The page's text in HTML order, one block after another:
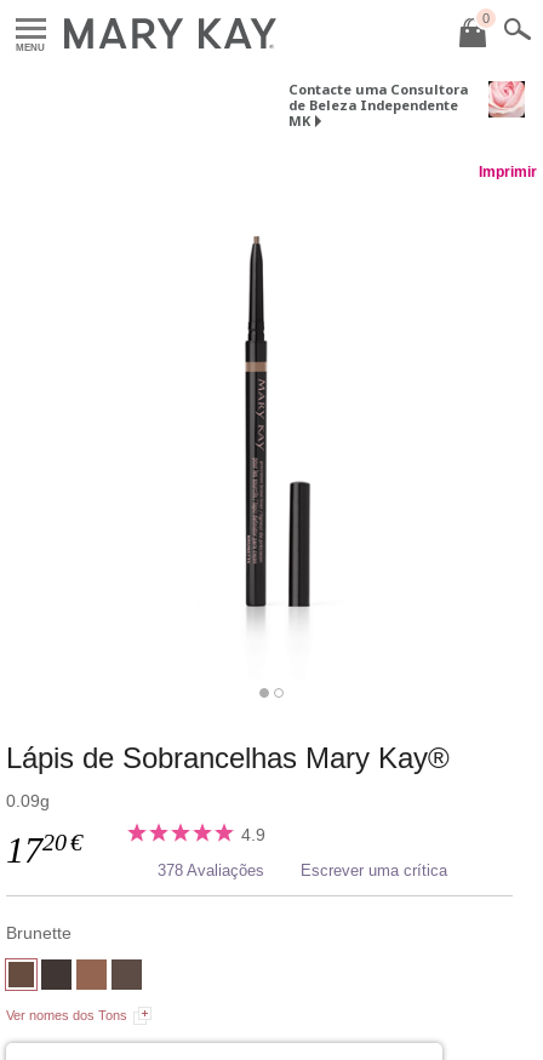
MENU
0
Contacte uma Consultora
de Beleza Independente
MK
Imprimir
Lápis de Sobrancelhas Mary Kay®
0.09g
1720€ 4.9
378 Avaliações Escrever uma crítica
Brunette
Ver nomes dos Tons